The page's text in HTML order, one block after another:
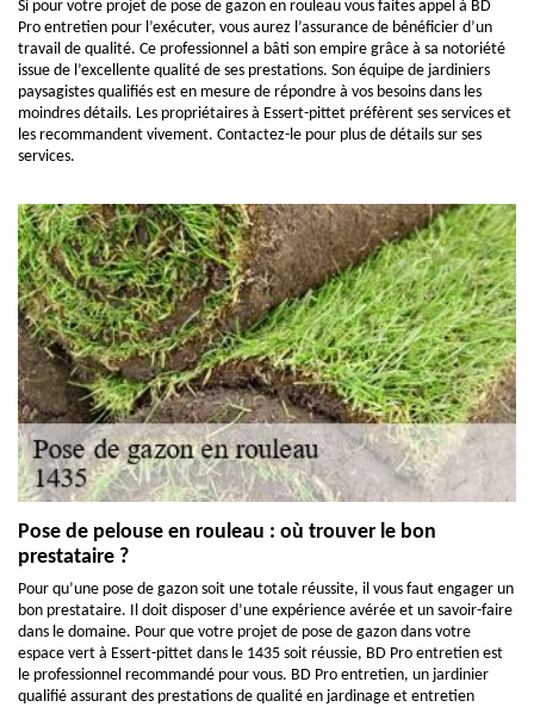
Si pour votre projet de pose de gazon en rouleau vous faites appel à BD
Pro entretien pour l’exécuter, vous aurez l’assurance de bénéficier d’un
travail de qualité. Ce professionnel a bâti son empire grâce à sa notoriété
issue de l’excellente qualité de ses prestations. Son équipe de jardiniers
paysagistes qualifiés est en mesure de répondre à vos besoins dans les
moindres détails. Les propriétaires à Essert-pittet préfèrent ses services et
les recommandent vivement. Contactez-le pour plus de détails sur ses
services.
Pose de pelouse en rouleau : où trouver le bon
prestataire ?
Pour qu’une pose de gazon soit une totale réussite, il vous faut engager un
bon prestataire. Il doit disposer d’une expérience avérée et un savoir-faire
dans le domaine. Pour que votre projet de pose de gazon dans votre
espace vert à Essert-pittet dans le 1435 soit réussie, BD Pro entretien est
le professionnel recommandé pour vous. BD Pro entretien, un jardinier
qualifié assurant des prestations de qualité en jardinage et entretien